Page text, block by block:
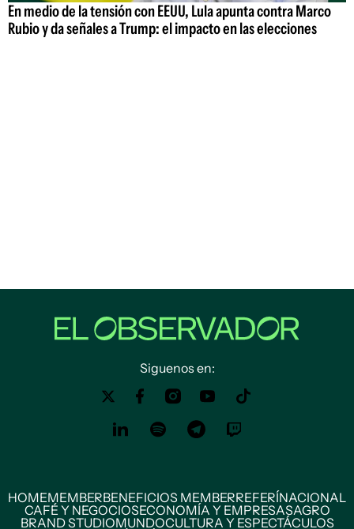
En medio de la tensión con EEUU, Lula apunta contra Marco
Rubio y da señales a Trump: el impacto en las elecciones
Siguenos en:
HOMEMEMBERBENEFICIOS MEMBERREFERÍNACIONAL
CAFÉ Y NEGOCIOSECONOMÍA Y EMPRESASAGRO
BRAND STUDIOMUNDOCULTURA Y ESPECTÁCULOS